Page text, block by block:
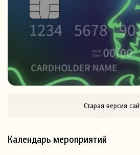
Старая версия
Календарь мероприятий